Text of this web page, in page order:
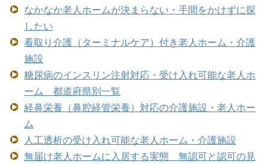
なかなか老人ホームが決まらない・手間をかけずに探
したい
看取り介護（ターミナルケア）付き老人ホーム・介護
施設
糖尿病のインスリン注射対応・受け入れ可能な老人ホ
ーム 都道府県別一覧
経鼻栄養（鼻腔経管栄養）対応の介護施設・老人ホー
ム
人工透析の受け入れ可能な老人ホーム・介護施設
無届け老人ホームに入居する実態 無認可と認可の見